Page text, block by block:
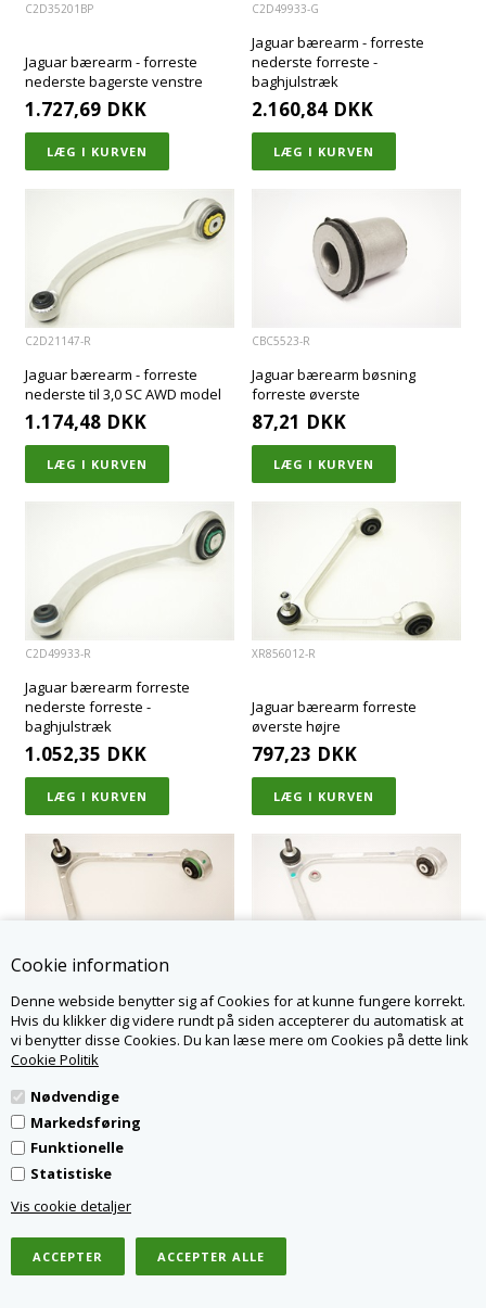
Cookie information
Denne webside benytter sig af Cookies for at kunne fungere korrekt.
Hvis du klikker dig videre rundt på siden accepterer du automatisk at
vi benytter disse Cookies. Du kan læse mere om Cookies på dette link
Cookie Politik
Nødvendige
Markedsføring
Funktionelle
Statistiske
Vis cookie detaljer
C2D35201BP
Jaguar bærearm - forreste
nederste bagerste venstre
1.727,69 DKK
C2D49933-G
Jaguar bærearm - forreste
nederste forreste -
baghjulstræk
2.160,84 DKK
C2D21147-R
Jaguar bærearm - forreste
nederste til 3,0 SC AWD model
1.174,48 DKK
CBC5523-R
Jaguar bærearm bøsning
forreste øverste
87,21 DKK
C2D49933-R
Jaguar bærearm forreste
nederste forreste -
baghjulstræk
1.052,35 DKK
XR856012-R
Jaguar bærearm forreste
øverste højre
797,23 DKK
Jaguar bærearm forreste
øverste højre (V)L86902>
1.784,61
Jaguar bærearm forreste
øverste højre til modeller med